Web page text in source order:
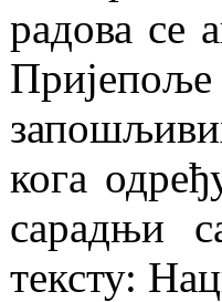
радова се
кога
сарадњи
тексту: